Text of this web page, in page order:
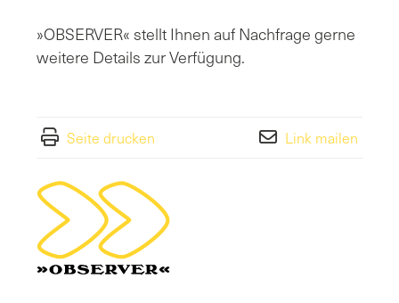
»OBSERVER« stellt Ihnen auf Nachfrage gerne
weitere Details zur Verfügung.
Seite drucken Link mailen